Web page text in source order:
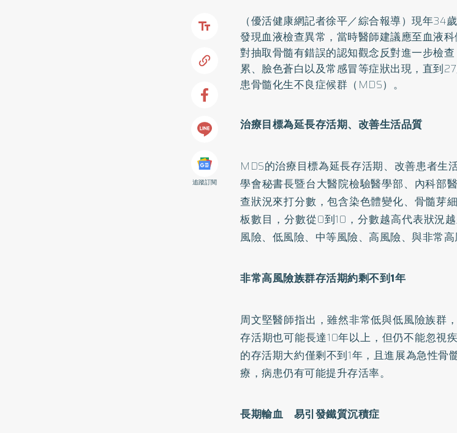
追蹤訂閱
（優活健康網記者徐平／綜合報導）現年34
發現血液檢查異常，當時醫師建議應至血液
對抽取骨髓有錯誤的認知觀念反對進一步檢
累、臉色蒼白以及常感冒等症狀出現，直到
患骨髓化生不良症候群（MDS）。
治療目標為延長存活期、改善生活品質
MDS的治療目標為延長存活期、改善患者生
學會秘書長暨台大醫院檢驗醫學部、內科部
查狀況來打分數，包含染色體變化、骨髓芽
板數目，分數從0到10，分數越高代表狀況
風險、低風險、中等風險、高風險、與非常高
非常高風險族群存活期約剩不到1年
周文堅醫師指出，雖然非常低與低風險族群
存活期也可能長達10年以上，但仍不能忽視
的存活期大約僅剩不到1年，且進展為急性
療，病患仍有可能提升存活率。
長期輸血 易引發鐵質沉積症